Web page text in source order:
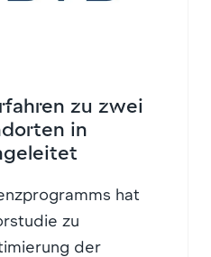
zu zwei
in
hat
zu
der